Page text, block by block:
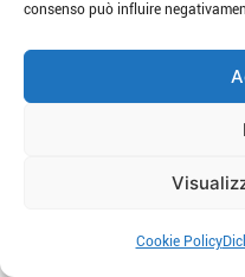
consenso può influire
Cookie Policy
Digital
Edoardo Bianchi